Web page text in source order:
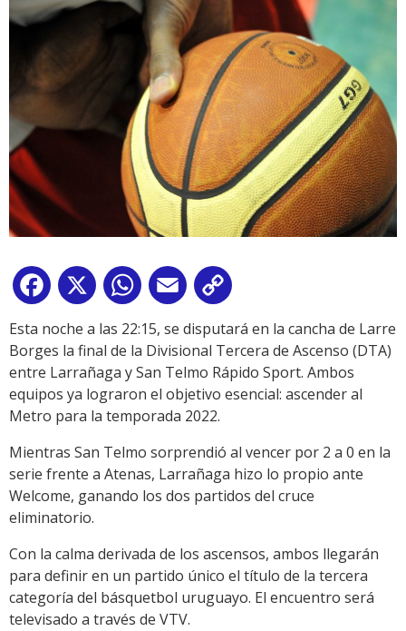
Facebook
X WhatsApp
Email
Link
Esta noche a las 22:15, se disputará en la cancha de Larre
Borges la final de la Divisional Tercera de Ascenso (DTA)
entre Larrañaga y San Telmo Rápido Sport. Ambos
equipos ya lograron el objetivo esencial: ascender al
Metro para la temporada 2022.
Mientras San Telmo sorprendió al vencer por 2 a 0 en la
serie frente a Atenas, Larrañaga hizo lo propio ante
Welcome, ganando los dos partidos del cruce
eliminatorio.
Con la calma derivada de los ascensos, ambos llegarán
para definir en un partido único el título de la tercera
categoría del básquetbol uruguayo. El encuentro será
televisado a través de VTV.